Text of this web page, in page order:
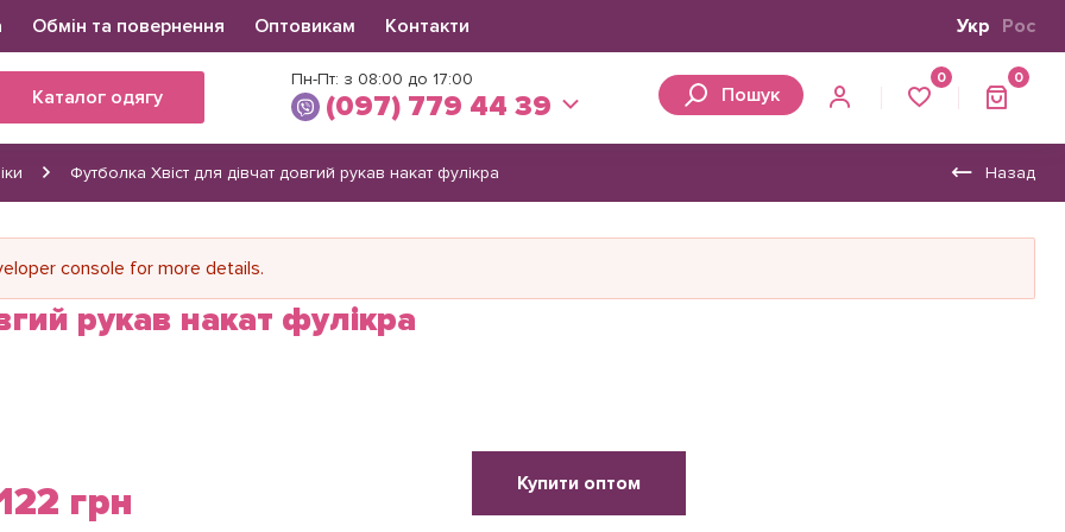
Укр Рос
Обмін та повернення Оптовикам Контакти
Пошук
Пн-Пт: з 08:00 до 17:00
(097) 779 44 39
Вікторія
(066) 560 34 03
Каталог одягу
0 0
Футболка Хвіст для дівчат довгий рукав накат фулікра Назад
console for more details.
рукав накат фулікра
грн Купити оптом